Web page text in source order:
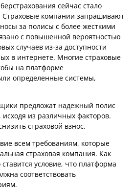
сейчас стало
компании запрашивают
за полисы с более жесткими
с повышенной вероятностью
случаев из-за доступности
в интернете. Многие страховые
на платформе
определенные системы,
предложат надежный полис
исходя из различных факторов.
страховой взнос.
всем требованиям, которые
страховая компания. Как
условие, что платформа
соответствовать